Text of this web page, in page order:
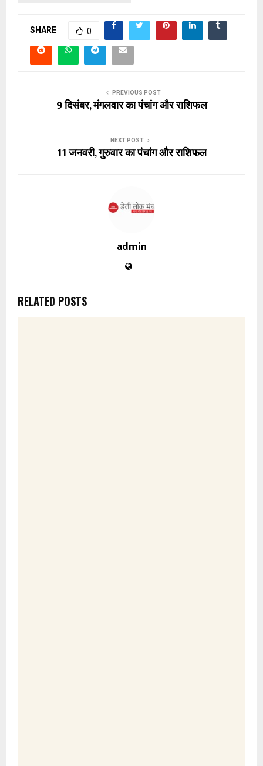
SHARE 0
PREVIOUS POST
9 दिसंबर, मंगलवार का पंचांग और राशिफल
NEXT POST
11 जनवरी, गुरुवार का पंचांग और राशिफल
admin
RELATED POSTS